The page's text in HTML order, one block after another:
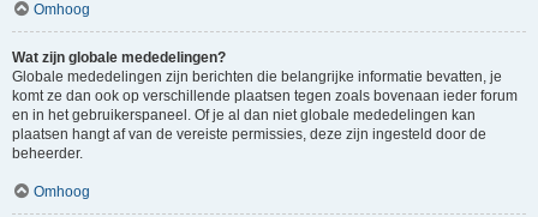
Omhoog
Wat zijn globale mededelingen?
Globale mededelingen zijn berichten die belangrijke informatie bevatten, je
komt ze dan ook op verschillende plaatsen tegen zoals bovenaan ieder forum
en in het gebruikerspaneel. Of je al dan niet globale mededelingen kan
plaatsen hangt af van de vereiste permissies, deze zijn ingesteld door de
beheerder.
Omhoog